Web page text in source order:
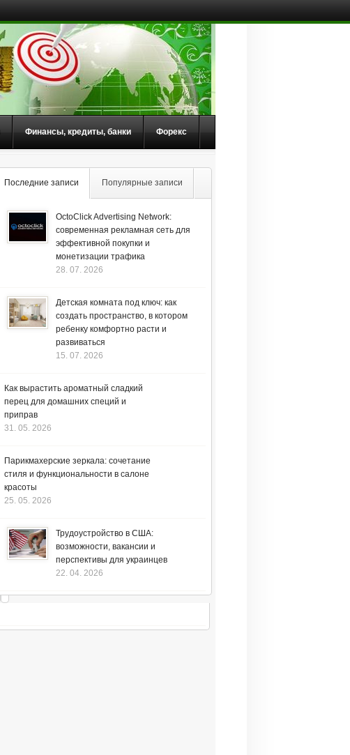
Финансы, кредиты, банки Форекс
Последние записи Популярные записи
OctoClick Advertising Network:
современная рекламная сеть для
эффективной покупки и
монетизации трафика
28. 07. 2026
Детская комната под ключ: как
создать пространство, в котором
ребенку комфортно расти и
развиваться
15. 07. 2026
Как вырастить ароматный сладкий
перец для домашних специй и
приправ
31. 05. 2026
Парикмахерские зеркала: сочетание
стиля и функциональности в салоне
красоты
25. 05. 2026
Трудоустройство в США:
возможности, вакансии и
перспективы для украинцев
22. 04. 2026